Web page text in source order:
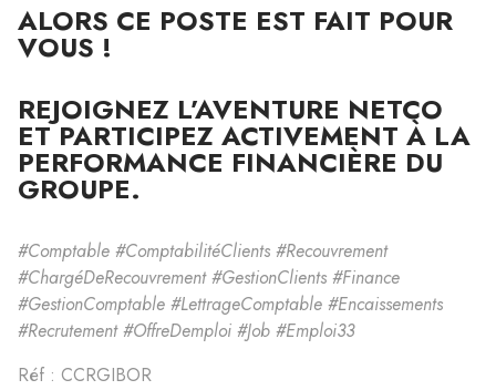
ALORS CE POSTE EST FAIT POUR
VOUS !
REJOIGNEZ L’AVENTURE NETCO
ET PARTICIPEZ ACTIVEMENT À LA
PERFORMANCE FINANCIÈRE DU
GROUPE.
#Comptable #ComptabilitéClients #Recouvrement
#ChargéDeRecouvrement #GestionClients #Finance
#GestionComptable #LettrageComptable #Encaissements
#Recrutement #OffreDemploi #Job #Emploi33
Réf : CCRGIBOR